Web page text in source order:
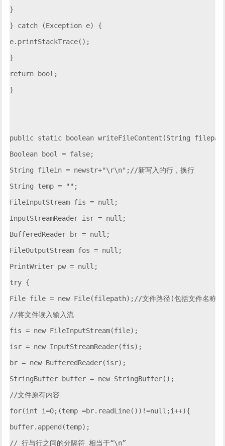
}
} catch (Exception e) {
e.printStackTrace();
}
return bool;
}
public static boolean writeFileContent(String
Boolean bool = false;
String filein = newstr+"\r\n";//新写入的行，换行
String temp = "";
FileInputStream fis = null;
InputStreamReader isr = null;
BufferedReader br = null;
FileOutputStream fos = null;
PrintWriter pw = null;
try {
File file = new File(filepath);//文件路径(包括文件名称)
//将文件读入输入流
fis = new FileInputStream(file);
isr = new InputStreamReader(fis);
br = new BufferedReader(isr);
StringBuffer buffer = new StringBuffer();
//文件原有内容
for(int i=0;(temp =br.readLine())!=null;i++){
buffer.append(temp);
// 行与行之间的分隔符 相当于“\n”